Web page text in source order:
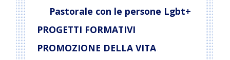
Pastorale con le persone Lgbt+
PROGETTI FORMATIVI
PROMOZIONE DELLA VITA